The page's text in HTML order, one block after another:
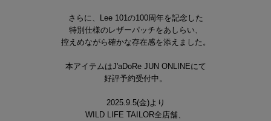
さらに、Lee 101の100周年を記念した
特別仕様のレザーパッチをあしらい、
控えめながら確かな存在感を添えました。
本アイテムはJ'aDoRe JUN ONLINEにて
好評予約受付中。
2025.9.5(金)より
WILD LIFE TAILOR全店舗、